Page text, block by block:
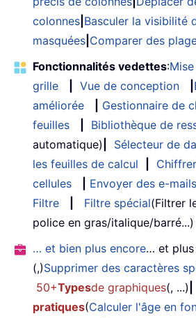
colonnes Basculer la visibilité
masquées Comparer des
Fonctionnalités vedettes:
grille
Vue de conception
améliorée
Gestionnaire de
feuilles
Bibliothèque de
automatique)
Sélecteur de
les feuilles de calcul
cellules
Envoyer des e-
Filtre
Filtre spécial(Filtrer
police en gras/italique/barré...)
… et bien plus encore… et plus
(,)Supprimer des caractères
50+Typesde graphiques(, ...)
pratiques(Calculer l'âge en